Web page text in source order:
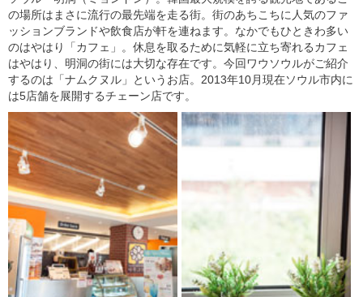
の場所はまさに流行の最先端を走る街。街のあちこちに人気のファ
ッションブランドや飲食店が軒を連ねます。なかでもひときわ多い
のはやはり「カフェ」。休息を取るために気軽に立ち寄れるカフェ
はやはり、明洞の街には大切な存在です。今回ワウソウルがご紹介
するのは「ナムクヌル」というお店。2013年10月現在ソウル市内に
は5店舗を展開するチェーン店です。